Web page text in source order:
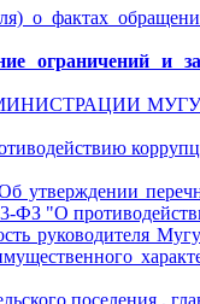
о фактах
ограничений и
утверждении
ФЗ "О
руководителя
поселения ,